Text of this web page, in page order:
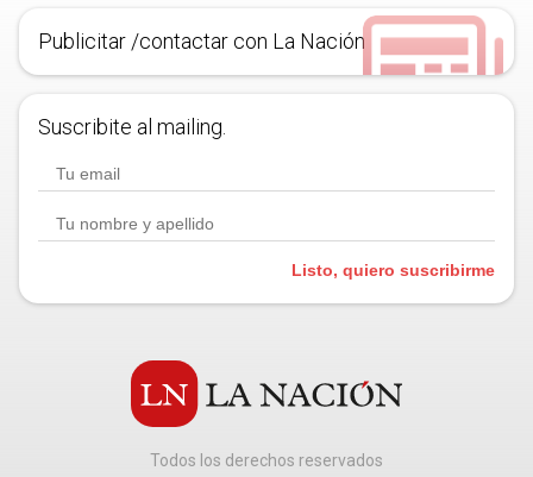
Publicitar /contactar con La Nación
Suscribite al mailing.
Listo, quiero suscribirme
Todos los derechos reservados